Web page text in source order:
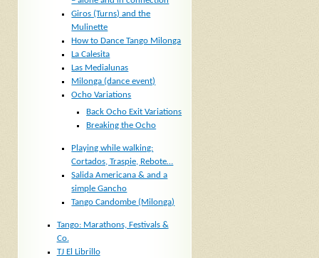
Giros (Turns) and the
Mulinette
How to Dance Tango Milonga
La Calesita
Las Medialunas
Milonga (dance event)
Ocho Variations
Back Ocho Exit Variations
Breaking the Ocho
Playing while walking:
Cortados, Traspie, Rebote…
Salida Americana & and a
simple Gancho
Tango Candombe (Milonga)
Tango: Marathons, Festivals &
Co.
TJ El Librillo